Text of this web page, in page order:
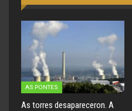
AS PONTES
As torres desapareceron. A